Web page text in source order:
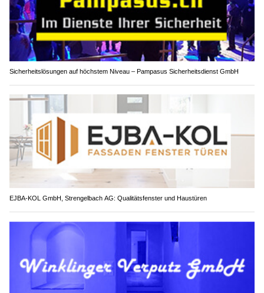
Sicherheitslösungen auf höchstem Niveau – Pampasus Sicherheitsdienst GmbH
EJBA-KOL GmbH, Strengelbach AG: Qualitätsfenster und Haustüren